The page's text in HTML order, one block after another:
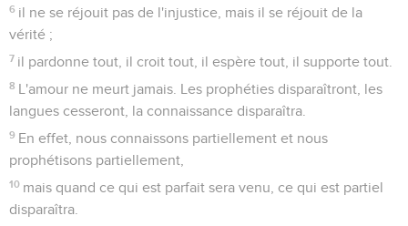
6 il ne se réjouit pas de l'injustice, mais il se réjouit de la
vérité ;
7 il pardonne tout, il croit tout, il espère tout, il supporte tout.
8 L'amour ne meurt jamais. Les prophéties disparaîtront, les
langues cesseront, la connaissance disparaîtra.
9 En effet, nous connaissons partiellement et nous
prophétisons partiellement,
10 mais quand ce qui est parfait sera venu, ce qui est partiel
disparaîtra.